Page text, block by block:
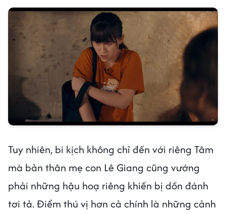
Tuy nhiên, bi kịch không chỉ đến với riêng Tâm
mà bản thân mẹ con Lê Giang cũng vướng
phải những hậu hoạ riêng khiến bị dồn đánh
tơi tả. Điểm thú vị hơn cả chính là những cảnh